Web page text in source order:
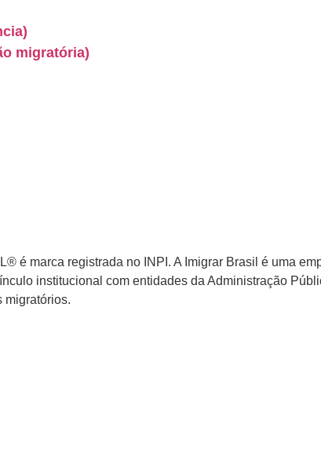
migratória)
é marca registrada no INPI. A Imigrar Brasil é uma
institucional com entidades da Administração
migratórios.